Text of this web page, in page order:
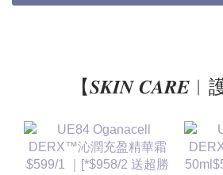
【𝑺𝑲𝑰𝑵 𝑪𝑨𝑹𝑬︱